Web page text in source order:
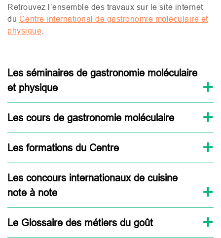
Retrouvez l’ensemble des travaux sur le site internet
du Centre international de gastronomie moléculaire et
physique
Les séminaires de gastronomie moléculaire
et physique
Les cours de gastronomie moléculaire
Les formations du Centre
Les concours internationaux de cuisine
note à note
Le Glossaire des métiers du goût